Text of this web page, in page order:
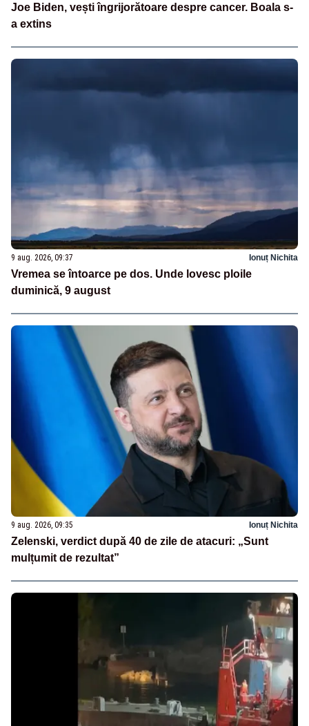
Joe Biden, vești îngrijorătoare despre cancer. Boala s-
a extins
9 aug. 2026, 09:37 Ionuț Nichita
Vremea se întoarce pe dos. Unde lovesc ploile
duminică, 9 august
9 aug. 2026, 09:35 Ionuț Nichita
Zelenski, verdict după 40 de zile de atacuri: „Sunt
mulțumit de rezultat”